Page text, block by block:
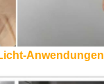
Anwendungen